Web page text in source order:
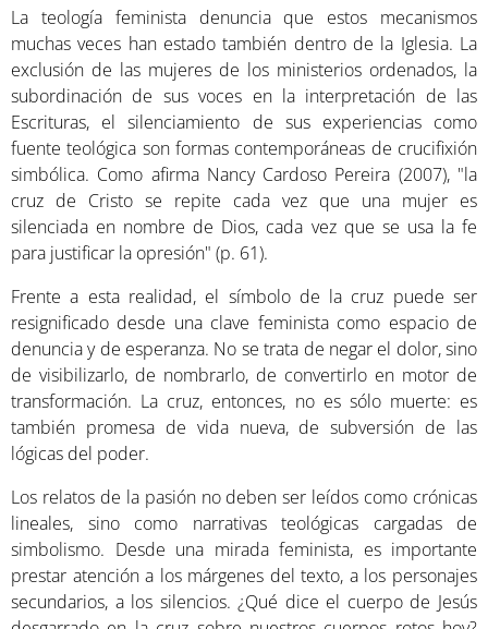
La teología feminista denuncia que estos mecanismos
muchas veces han estado también dentro de la Iglesia. La
exclusión de las mujeres de los ministerios ordenados, la
subordinación de sus voces en la interpretación de las
Escrituras, el silenciamiento de sus experiencias como
fuente teológica son formas contemporáneas de crucifixión
simbólica. Como afirma Nancy Cardoso Pereira (2007), "la
cruz de Cristo se repite cada vez que una mujer es
silenciada en nombre de Dios, cada vez que se usa la fe
para justificar la opresión" (p. 61).
Frente a esta realidad, el símbolo de la cruz puede ser
resignificado desde una clave feminista como espacio de
denuncia y de esperanza. No se trata de negar el dolor, sino
de visibilizarlo, de nombrarlo, de convertirlo en motor de
transformación. La cruz, entonces, no es sólo muerte: es
también promesa de vida nueva, de subversión de las
lógicas del poder.
Los relatos de la pasión no deben ser leídos como crónicas
lineales, sino como narrativas teológicas cargadas de
simbolismo. Desde una mirada feminista, es importante
prestar atención a los márgenes del texto, a los personajes
secundarios, a los silencios. ¿Qué dice el cuerpo de Jesús